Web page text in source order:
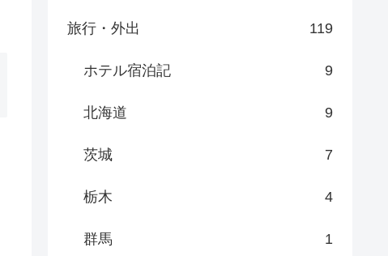
旅行・外出 119
ホテル宿泊記 9
北海道 9
茨城 7
栃木 4
群馬 1